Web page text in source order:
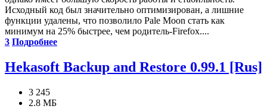
Исходный код был значительно оптимизирован, а лишние
функции удалены, что позволило Pale Moon стать как
минимум на 25% быстрее, чем родитель-Firefox....
3 Подробнее
Hekasoft Backup and Restore 0.99.1 [Rus]
3 245
2.8 МБ